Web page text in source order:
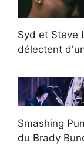
Syd et Steve
délectent
Smashing
du Brady